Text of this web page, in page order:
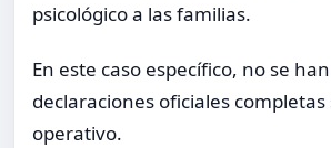
psicológico a las familias.
En este caso específico, no se
declaraciones oficiales completas
operativo.